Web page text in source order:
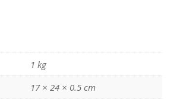
1 kg
17 × 24 × 0.5 cm